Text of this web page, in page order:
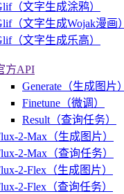
（文字生成涂鸦）
（文字生成Wojak漫画）
（文字生成乐高）
方API
Generate（生成图片）
Finetune（微调）
Result（查询任务）
2-Max（生成图片）
2-Max（查询任务）
2-Flex（生成图片）
2-Flex（查询任务）